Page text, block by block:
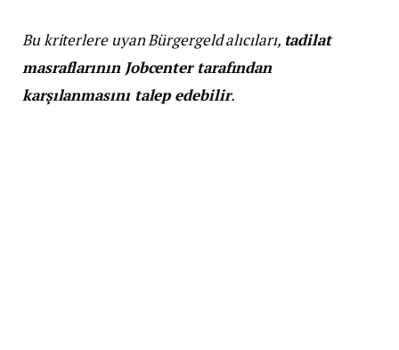
Bu kriterlere uyan Bürgergeld alıcıları, tadilat
masraflarının Jobcenter tarafından
karşılanmasını talep edebilir.